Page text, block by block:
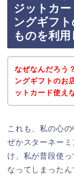
ジットカー
ングギフ
ものを利用
なぜなんだろう
ングギフトのお
ットカード使え
これも、私の心
ぜかスターネー
け、私が普段使
なってしまったん